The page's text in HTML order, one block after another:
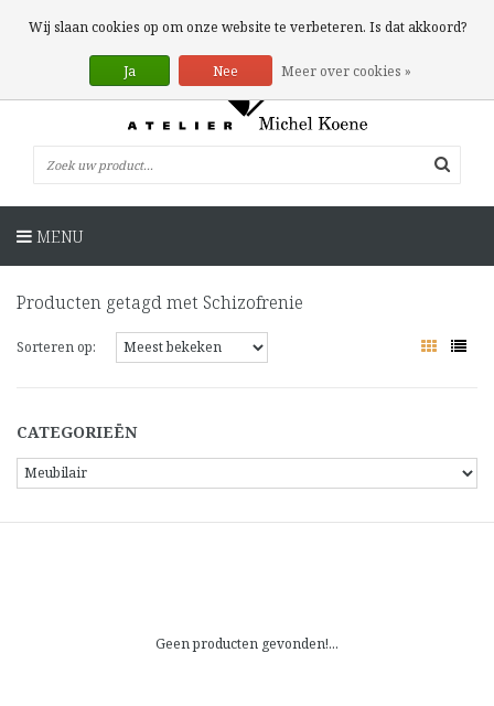
0 Artikelen
MENU
Producten getagd met Schizofrenie
Sorteren op:
CATEGORIEËN
Geen producten gevonden!...
Wij slaan cookies op om onze website te verbeteren. Is dat akkoord?
Ja Nee Meer over cookies »